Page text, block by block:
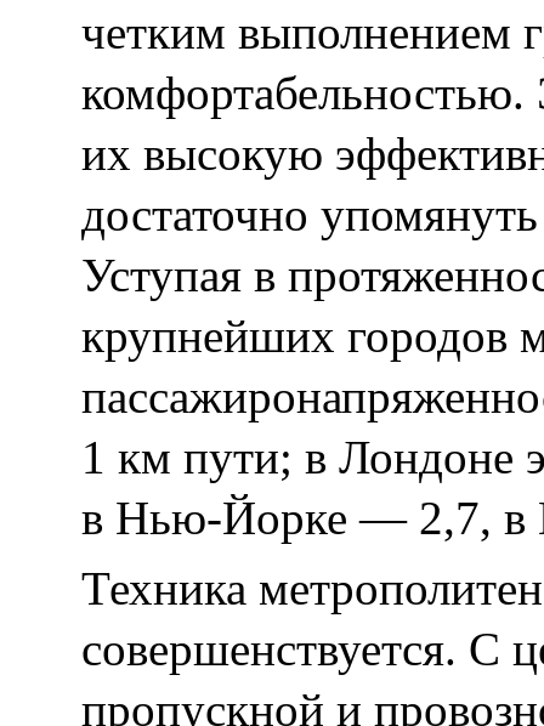
четким выполнением
комфортабельностью.
их высокую
достаточно
Уступая в
крупнейших городов
1 км пути; в Лондоне
в Нью-Йорке — 2,7,
Техника
совершенствуется. С
пропускной и